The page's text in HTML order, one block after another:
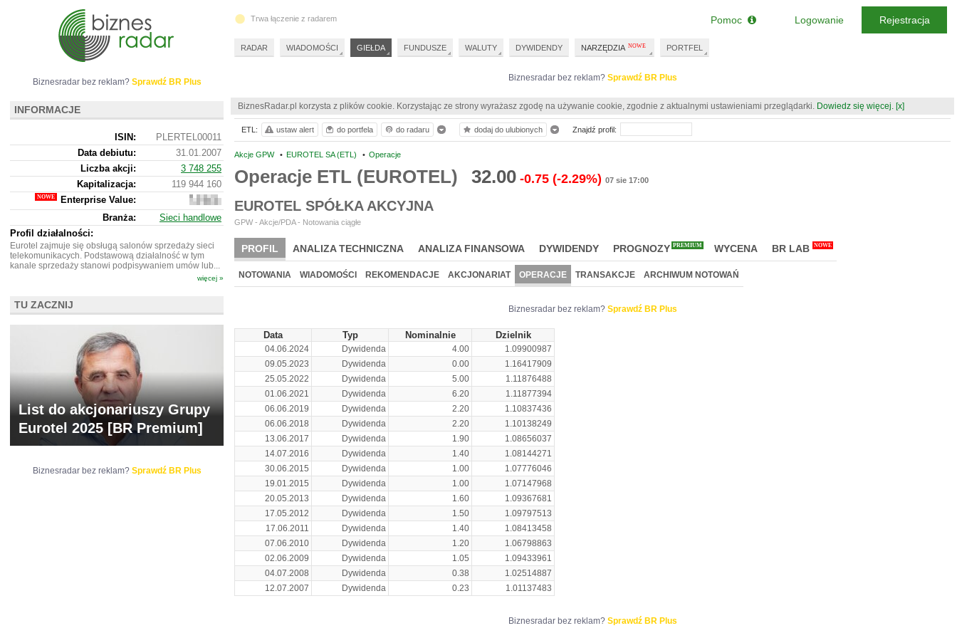
Biznesradar bez reklam? Sprawdź BR Plus
BiznesRadar.pl korzysta z plików cookie. Korzystając ze strony wyrażasz zgodę na używanie cookie, zgodnie z aktualnymi ustawieniami przeglądarki. Dowiedz się więcej. [x]
Akcje GPW • EUROTEL SA (ETL) • Operacje
Operacje ETL (EUROTEL) 32.00 -0.75 (-2.29%) 07 sie 17:00
EUROTEL SPÓŁKA AKCYJNA
GPW - Akcje/PDA - Notowania ciągłe
PROFIL ANALIZA TECHNICZNA ANALIZA FINANSOWA DYWIDENDY PROGNOZY PREMIUM WYCENA BR LAB NOWE
NOTOWANIA WIADOMOŚCI REKOMENDACJE AKCJONARIAT OPERACJE TRANSAKCJE ARCHIWUM NOTOWAŃ
Biznesradar bez reklam? Sprawdź BR Plus
Data Typ Nominalnie Dzielnik
04.06.2024 Dywidenda 4.00
1.09900987
09.05.2023
Dywidenda 0.00
1.16417909
25.05.2022
Dywidenda 5.00
1.11876488
01.06.2021
Dywidenda 6.20
1.11877394
06.06.2019
Dywidenda 2.20
1.10837436
06.06.2018
Dywidenda 2.20
1.10138249
13.06.2017
Dywidenda 1.90
1.08656037
14.07.2016
Dywidenda 1.40
1.08144271
30.06.2015
Dywidenda 1.00
1.07776046
19.01.2015
Dywidenda 1.00
1.07147968
20.05.2013
Dywidenda 1.60
1.09367681
17.05.2012
Dywidenda 1.50
1.09797513
17.06.2011
Dywidenda 1.40
1.08413458
07.06.2010
Dywidenda 1.20
1.06798863
02.06.2009
Dywidenda 1.05
1.09433961
04.07.2008
Dywidenda 0.38
1.02514887
12.07.2007
Dywidenda 0.23 1.01137483
Biznesradar bez reklam? Sprawdź BR Plus
ETL: ustaw alert do portfela do radaru dodaj do ulubionych Znajdź profil:
Biznesradar bez reklam? Sprawdź BR Plus
INFORMACJE
ISIN:
PLERTEL00011
Data debiutu:
31.01.2007
Liczba akcji:
3 748 255
Kapitalizacja:
119 944 160
Enterprise Value:
78
152
160
Branża:
Sieci handlowe
Profil działalności:
Eurotel zajmuje się obsługą salonów sprzedaży sieci
telekomunikacych. Podstawową działalność w tym
kanale sprzedaży stanowi podpisywaniem umów lub...
więcej »
TU ZACZNIJ
List do akcjonariuszy Grupy
Eurotel 2025 [BR Premium]
Biznesradar bez reklam? Sprawdź BR Plus
Trwa łączenie z radarem
RADAR WIADOMOŚCI GIEŁDA FUNDUSZE WALUTY DYWIDENDY NARZĘDZIA PORTFEL
Pomoc Logowanie Rejestracja